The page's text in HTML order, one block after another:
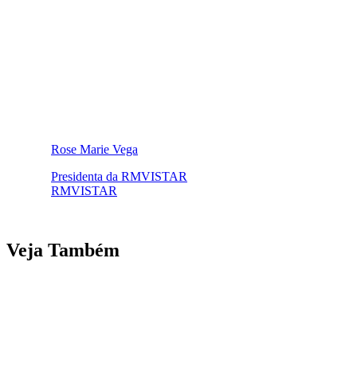
Rose Marie Vega
Presidenta da RMVISTAR
RMVISTAR
Veja Também